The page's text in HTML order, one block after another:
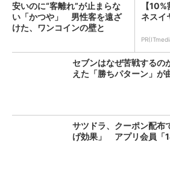
安いのに“客離れ”が止まらな
い「かつや」 男性客を遠ざ
けた、ワンコインの壁と
【
ネスイ
セブンはなぜ苦戦する
えた「勝ちパターン」が
サツドラ、クーポン配布
げ効果」 アプリ会員「